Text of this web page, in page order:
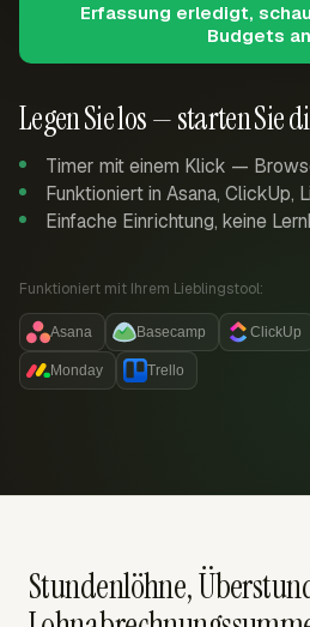
Legen Sie los — starten Sie
Timer mit einem Klick —
Funktioniert in Asana, ClickUp,
Einfache Einrichtung, keine
Funktioniert mit Ihrem Lieblingstool:
Asana Basecamp ClickUp
Monday Trello
Erfassung erledigt,
Budgets an
Stundenlöhne,